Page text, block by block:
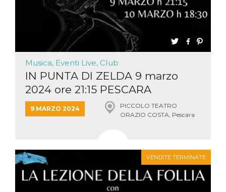
Musica, Eventi Live, Club
IN PUNTA DI ZELDA 9 marzo
2024 ore 21:15 PESCARA
9 MARZO 2024
PICCOLO TEATRO
ORAZIO COSTA, Pescara
VENDITE TERMINATE